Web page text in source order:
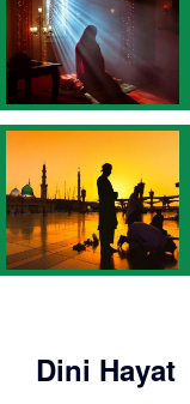
Dini Hayat